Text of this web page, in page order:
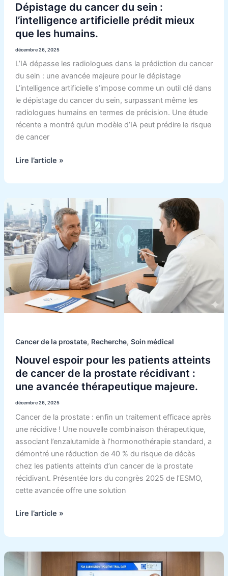
Dépistage du cancer du sein :
l’intelligence artificielle prédit mieux
que les humains.
décembre 26, 2025
L’IA dépasse les radiologues dans la prédiction du cancer
du sein : une avancée majeure pour le dépistage
L’intelligence artificielle s’impose comme un outil clé dans
le dépistage du cancer du sein, surpassant même les
radiologues humains en termes de précision. Une étude
récente a montré qu’un modèle d’IA peut prédire le risque
de cancer
Lire l’article »
Cancer de la prostate, Recherche, Soin médical
Nouvel espoir pour les patients atteints
de cancer de la prostate récidivant :
une avancée thérapeutique majeure.
décembre 26, 2025
Cancer de la prostate : enfin un traitement efficace après
une récidive ! Une nouvelle combinaison thérapeutique,
associant l’enzalutamide à l’hormonothérapie standard, a
démontré une réduction de 40 % du risque de décès
chez les patients atteints d’un cancer de la prostate
récidivant. Présentée lors du congrès 2025 de l’ESMO,
cette avancée offre une solution
Nouvel
espoir
pour
les
patients
atteints
cancer
la
récidivant
une
avancée
thérapeutique
majeure.
Lire l’article »
Nouvel